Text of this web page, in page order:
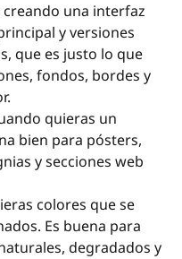
creando una interfaz
y versiones
que es justo lo que
fondos, bordes y
quieras un
bien para pósters,
y secciones web
colores que se
Es buena para
degradados y